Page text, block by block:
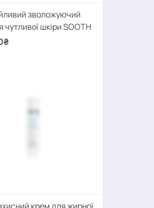
зволожуючий
чутливої шкіри SOOTH